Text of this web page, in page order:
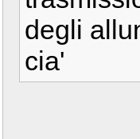
degli
cia'